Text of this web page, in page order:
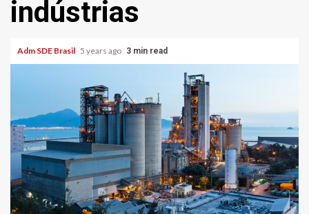
indústrias
Adm SDE Brasil 5 years ago 3 min read